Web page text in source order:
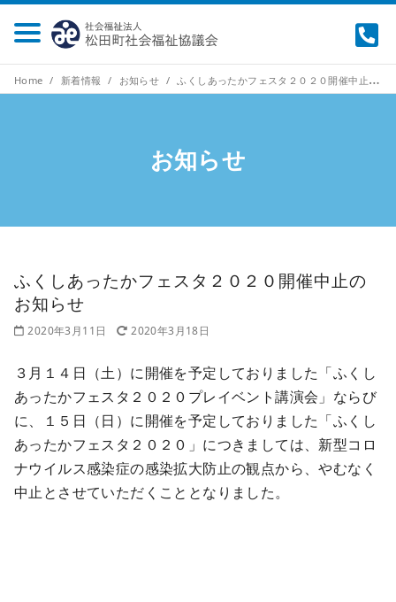
Home 新着情報 お知らせ ふくしあったかフェスタ２０２０開催中止のお知らせ
お知らせ
ふくしあったかフェスタ２０２０開催中止の
お知らせ
2020年3月11日 2020年3月18日
３月１４日（土）に開催を予定しておりました「ふくし
あったかフェスタ２０２０プレイベント講演会」ならび
に、１５日（日）に開催を予定しておりました「ふくし
あったかフェスタ２０２０」につきましては、新型コロ
ナウイルス感染症の感染拡大防止の観点から、やむなく
中止とさせていただくこととなりました。